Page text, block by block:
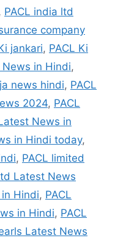
, PACL india ltd
company
jankari, PACL Ki
News in Hindi,
news hindi, PACL
2024, PACL
News in
in Hindi today,
, PACL limited
Latest News
Hindi, PACL
in Hindi, PACL
Latest News